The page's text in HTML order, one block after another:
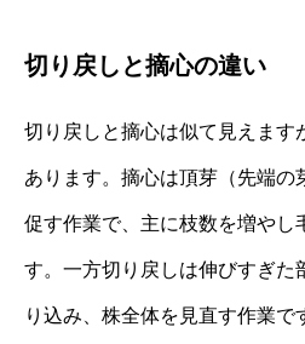
切り戻しと摘心の違い
切り戻しと摘心は似て見えます
あります。摘心は頂芽（先端の
促す作業で、主に枝数を増やし
す。一方切り戻しは伸びすぎた
り込み、株全体を見直す作業で